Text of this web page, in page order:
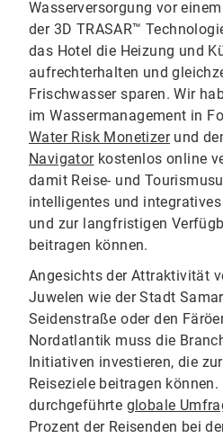
Wasserversorgung vor
der 3D TRASAR™
das Hotel die Heizung und
aufrechterhalten und
Frischwasser sparen. Wir
im Wassermanagement in
Water Risk Monetizerund
Navigatorkostenlos online
damit Reise- und
intelligentes und
und zur langfristigen
beitragen können.
Angesichts der Attraktivität
Juwelen wie der Stadt
Seidenstraße oder den
Nordatlantik muss die
Initiativen investieren, die
Reiseziele beitragen
durchgeführte globale
Prozent der Reisenden bei